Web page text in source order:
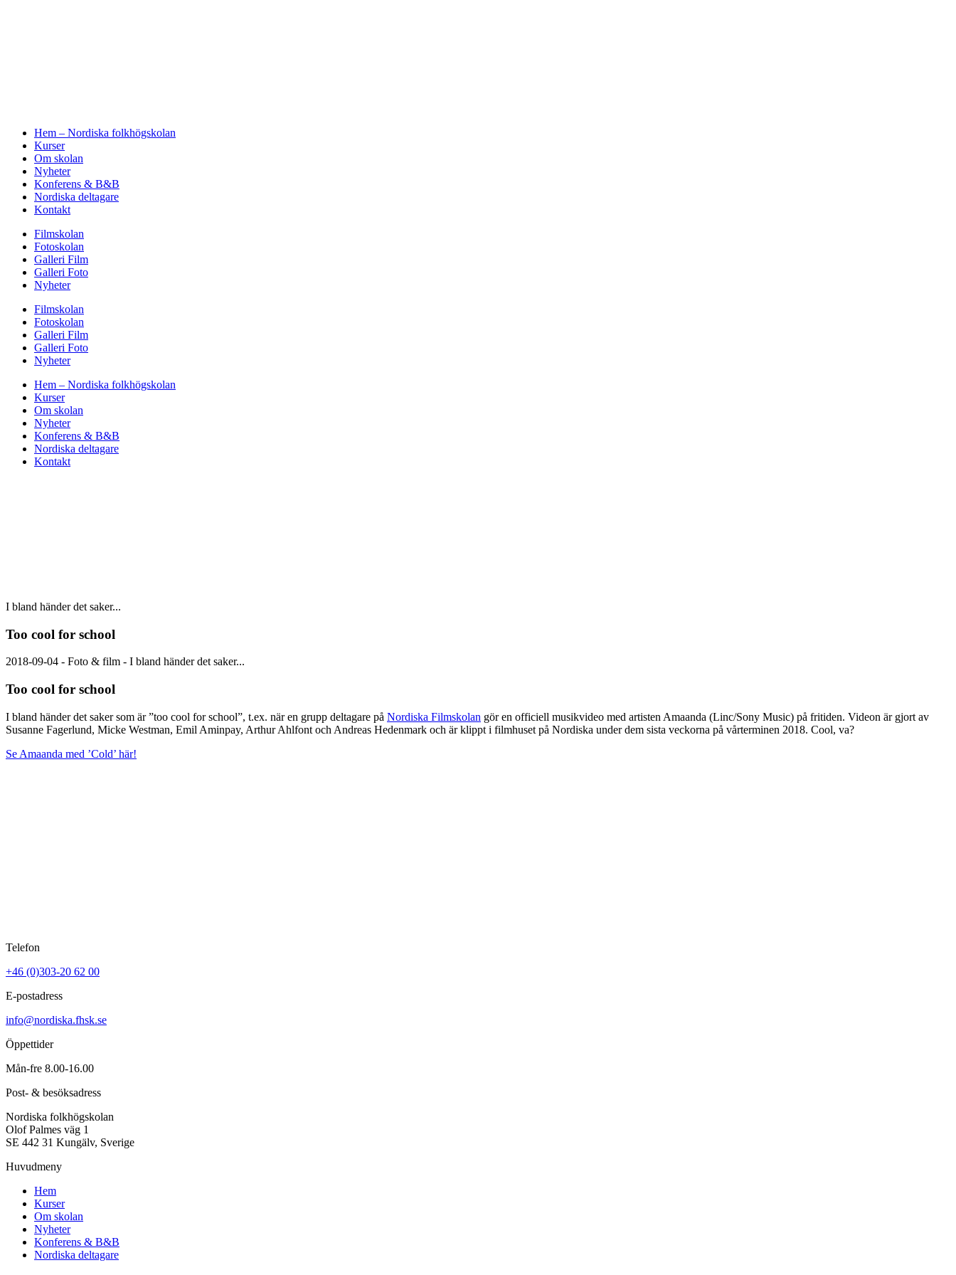
Hem – Nordiska folkhögskolan
Kurser
Om skolan
Nyheter
Konferens & B&B
Nordiska deltagare
Kontakt
Filmskolan
Fotoskolan
Galleri Film
Galleri Foto
Nyheter
Filmskolan
Fotoskolan
Galleri Film
Galleri Foto
Nyheter
Hem – Nordiska folkhögskolan
Kurser
Om skolan
Nyheter
Konferens & B&B
Nordiska deltagare
Kontakt
I bland händer det saker...
Too cool for school
2018-09-04 - Foto & film - I bland händer det saker...
Too cool for school
I bland händer det saker som är ”too cool for school”, t.ex. när en grupp deltagare på Nordiska Filmskolan gör en officiell musikvideo med artisten Amaanda (Linc/Sony Music) på fritiden. Videon är gjort av
Susanne Fagerlund, Micke Westman, Emil Aminpay, Arthur Ahlfont och Andreas Hedenmark och är klippt i filmhuset på Nordiska under dem sista veckorna på vårterminen 2018. Cool, va?
Se Amaanda med ’Cold’ här!
Telefon
+46 (0)303-20 62 00
E-postadress
info@nordiska.fhsk.se
Öppettider
Mån-fre 8.00-16.00
Post- & besöksadress
Nordiska folkhögskolan
Olof Palmes väg 1
SE 442 31 Kungälv, Sverige
Huvudmeny
Hem
Kurser
Om skolan
Nyheter
Konferens & B&B
Nordiska deltagare